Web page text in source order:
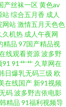
视频大全污污污 久
精品久久色 色色精
中文字 午夜福利电
我色 91色库 91丝袜
产丝袜一区黄色av
站综合五月香 成人
网站激情五月天色色
久机热 成人午夜网
精品 97国产精品视
线观看资源波多野
91 91艹艹 久草网在
日爆乳无码三级 欧
在线国产 新91视频
码波多野吉依电影
精品 91福利视频导